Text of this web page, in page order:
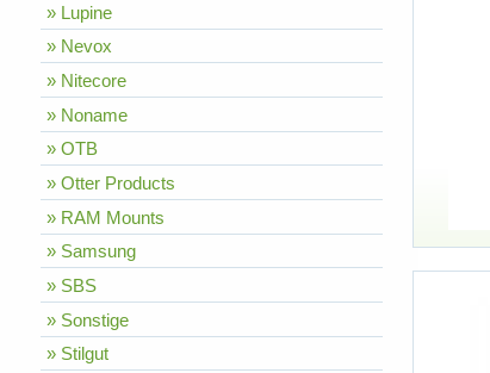
» Lupine
» Nevox
» Nitecore
» Noname
» OTB
» Otter Products
» RAM Mounts
» Samsung
» SBS
» Sonstige
» Stilgut